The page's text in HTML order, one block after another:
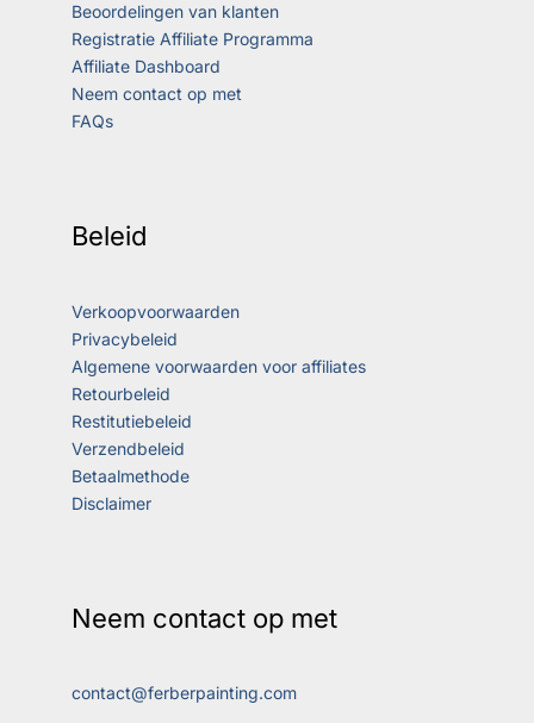
Beoordelingen van klanten
Registratie Affiliate Programma
Affiliate Dashboard
Neem contact op met
FAQs
Beleid
Verkoopvoorwaarden
Privacybeleid
Algemene voorwaarden voor affiliates
Retourbeleid
Restitutiebeleid
Verzendbeleid
Betaalmethode
Disclaimer
Neem contact op met
contact@ferberpainting.com